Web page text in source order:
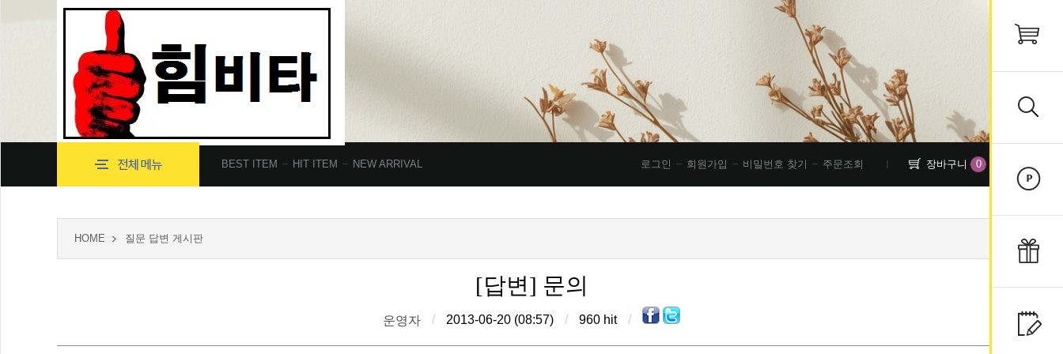
BEST ITEM HIT ITEM NEW ARRIVAL 장바구니 0
주문조회
비밀번호 찾기
회원가입
로그인
HOME 질문 답변 게시판
[답변] 문의
운영자 / 2013-06-20 (08:57) / 960 hit /